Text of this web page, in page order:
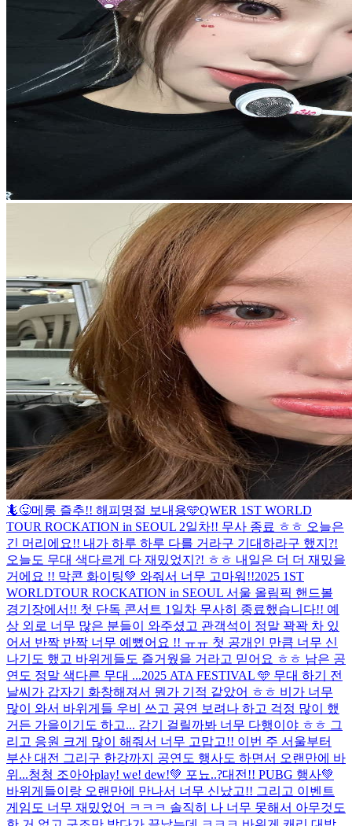
🦎😛메롱 즐추!! 해피명절 보내용🩵QWER 1ST WORLD
TOUR ROCKATION in SEOUL 2일차!! 무사 종료 ㅎㅎ 오늘은
긴 머리에요!! 내가 하루 하루 다를 거라구 기대하라구 했지?!
오늘도 무대 색다르게 다 재밌었지?! ㅎㅎ 내일은 더 더 재밌을
거에요 !! 막콘 화이팅💚 와줘서 너무 고마워!!2025 1ST
WORLDTOUR ROCKATION in SEOUL 서울 올림픽 핸드볼
경기장에서!! 첫 단독 콘서트 1일차 무사히 종료했습니다!! 예
상 외로 너무 많은 분들이 와주셨고 관객석이 정말 꽉꽉 차 있
어서 반짝 반짝 너무 예뻤어요 !! ㅠㅠ 첫 공개인 만큼 너무 신
나기도 했고 바위게들도 즐거웠을 거라고 믿어요 ㅎㅎ 남은 공
연도 정말 색다른 무대 ...2025 ATA FESTIVAL 🩵 무대 하기 전
날씨가 갑자기 화창해져서 뭔가 기적 같았어 ㅎㅎ 비가 너무
많이 와서 바위게들 우비 쓰고 공연 보려나 하고 걱정 많이 했
거든 가을이기도 하고... 감기 걸릴까봐 너무 다행이야 ㅎㅎ 그
리고 응원 크게 많이 해줘서 너무 고맙고!! 이번 주 서울부터
부산 대전 그리구 한강까지 공연도 행사도 하면서 오랜만에 바
위...청청 조아아play! we! dew!💚 포뇨..?대전!! PUBG 행사💚
바위게들이랑 오랜만에 만나서 너무 신났고!! 그리고 이벤트
게임도 너무 재밌었어 ㅋㅋㅋ 솔직히 나 너무 못해서 아무것도